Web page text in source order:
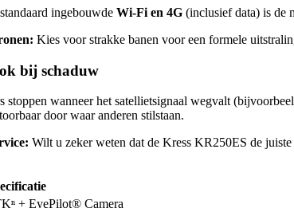
ingebouwde Wi-Fi en 4G (inclusief data) is de
Kies voor strakke banen voor een formele
bij schaduw
stoppen wanneer het satellietsignaal wegvalt
door waar anderen stilstaan.
Wilt u zeker weten dat de Kress KR250ES de
+ EyePilot® Camera